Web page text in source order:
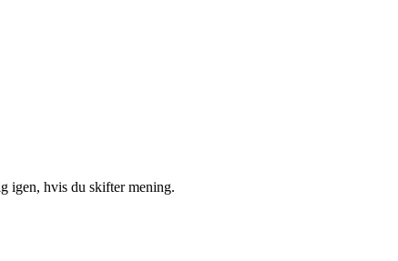
igen, hvis du skifter mening.